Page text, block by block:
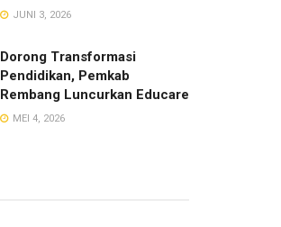
JUNI 3, 2026
Dorong Transformasi
Pendidikan, Pemkab
Rembang Luncurkan Educare
MEI 4, 2026